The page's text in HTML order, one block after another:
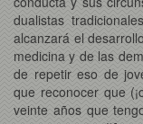
dualistas
alcanzará el
medicina y de las
de repetir eso de
que reconocer que
veinte años que